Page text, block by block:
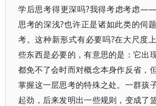
学后思考得更深吗?我得考虑考虑
思考的深浅?也许正是诸如此类的伺
考。这种新形式有必要吗?在大尺度
些东西是必要的，有意思的是：它出
都免不了会时而对概念本身作反省，
掌握这一层思考的特殊之处。一群孩
起劲，后来发明出一些规则，变成了